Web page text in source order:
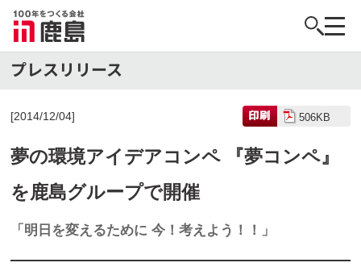
[2014/12/04] 506KB
夢の環境アイデアコンペ 『夢コンペ』
を鹿島グループで開催
「明日を変えるために 今！考えよう！！」